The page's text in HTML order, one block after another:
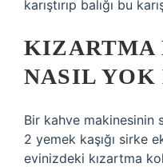
karıştırıp balığı bu
KIZARTMA
NASIL
Bir kahve makinesinin
2 yemek kaşığı sirke
evinizdeki kızartma